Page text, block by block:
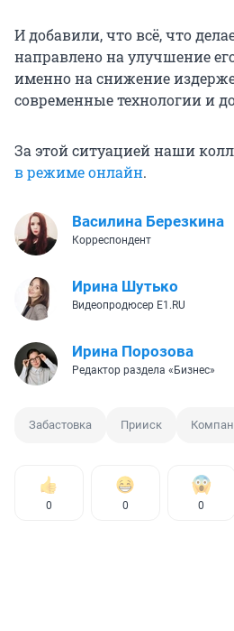
И добавили, что всё, что
направлено на улучшение
именно на снижение
современные технологии и
За этой ситуацией наши
в режиме онлайн.
Василина Березкина
Корреспондент
Ирина Шутько
Видеопродюсер E1.RU
Ирина Порозова
Редактор раздела «Бизнес»
Забастовка Прииск
0 0 0